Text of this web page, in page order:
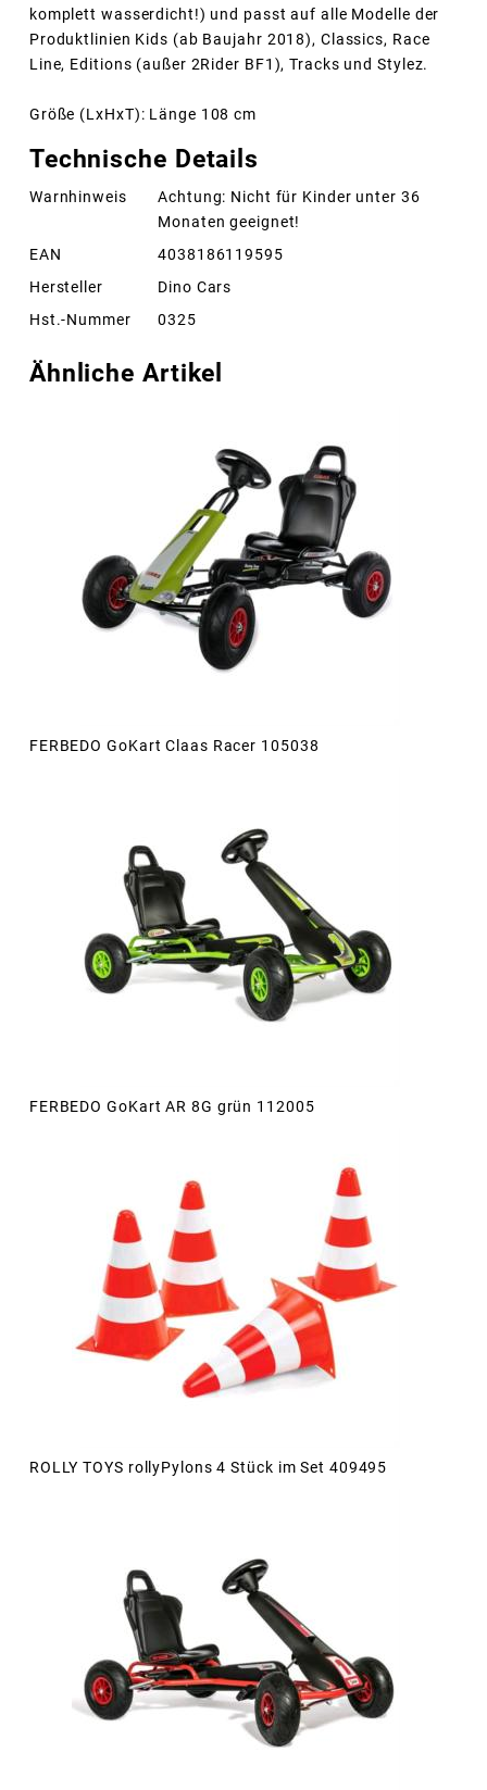
komplett wasserdicht!) und passt auf alle Modelle der
Produktlinien Kids (ab Baujahr 2018), Classics, Race
Line, Editions (außer 2Rider BF1), Tracks und Stylez.
Größe (LxHxT): Länge 108 cm
Technische Details
Warnhinweis
Achtung: Nicht für Kinder unter 36
Monaten geeignet!
EAN
4038186119595
Hersteller
Dino Cars
Hst.-Nummer
0325
Ähnliche Artikel
FERBEDO GoKart Claas Racer 105038
FERBEDO GoKart AR 8G grün 112005
ROLLY TOYS rollyPylons 4 Stück im Set 409495